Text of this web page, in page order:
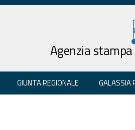
Agenzia
GIUNTA REGIONALE GALASSIA